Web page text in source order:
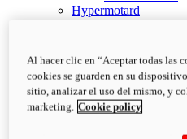
Hypermotard
Al hacer clic en “Aceptar todas las
cookies se guarden en su
sitio, analizar el uso del mismo, y
marketing. Cookie policy